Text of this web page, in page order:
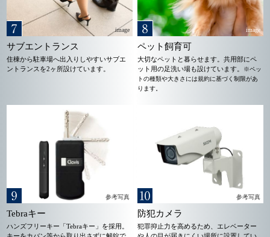
image
サブエントランス
住棟から駐車場へ出入りしやすいサブエ
ントランスを2ヶ所設けています。
image
ペット飼育可
大切なペットと暮らせます。共用部にペ
ット用の足洗い場も設けています。
※ペッ
トの種類や大きさには規約に基づく制限があ
ります。
参考写真
Tebraキー
ハンズフリーキー「Tebraキー」を採用。
参考写真
防犯カメラ
犯罪抑止力を高めるため、エレベーター